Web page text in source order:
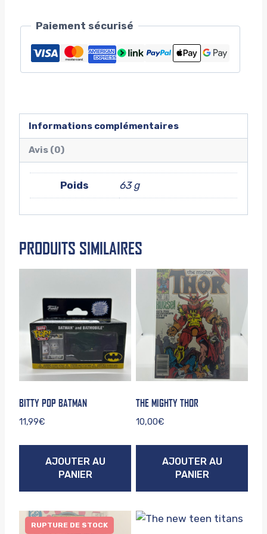
Paiement sécurisé
Informations complémentaires
Avis (0)
Poids 63 g
PRODUITS SIMILAIRES
BITTY POP BATMAN
11,99€
AJOUTER AU
PANIER
THE MIGHTY THOR
10,00€
AJOUTER AU
PANIER
RUPTURE DE STOCK